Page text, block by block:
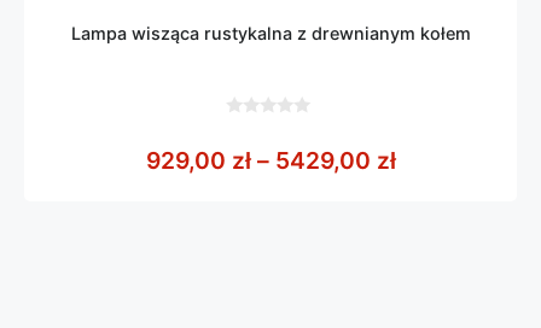
Lampa wisząca rustykalna z drewnianym kołem
5
929,00 zł – 5429,00 złZakres cen: